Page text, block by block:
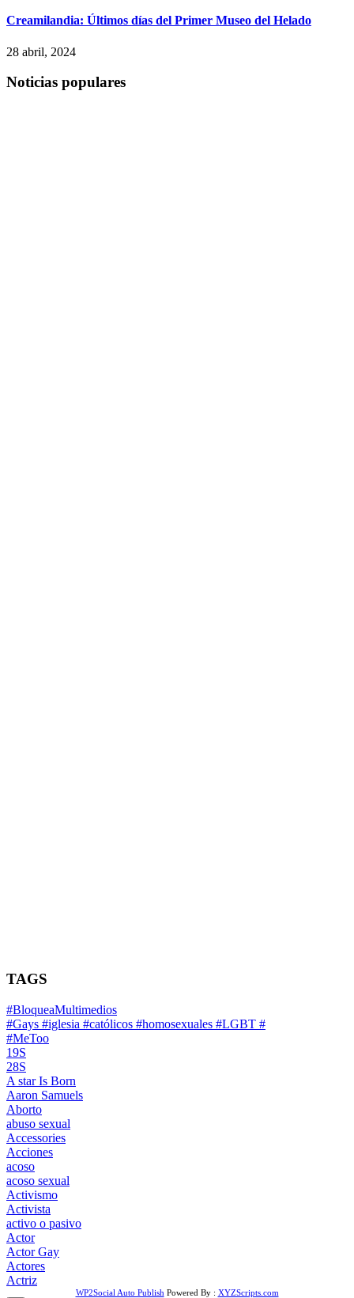
Creamilandia: Últimos días del Primer Museo del Helado
28 abril, 2024
Noticias populares
TAGS
#BloqueaMultimedios
#Gays #iglesia #católicos #homosexuales #LGBT #
#MeToo
19S
28S
A star Is Born
Aaron Samuels
Aborto
abuso sexual
Accessories
Acciones
acoso
acoso sexual
Activismo
Activista
activo o pasivo
Actor
Actor Gay
Actores
Actriz
WP2Social Auto Publish Powered By : XYZScripts.com